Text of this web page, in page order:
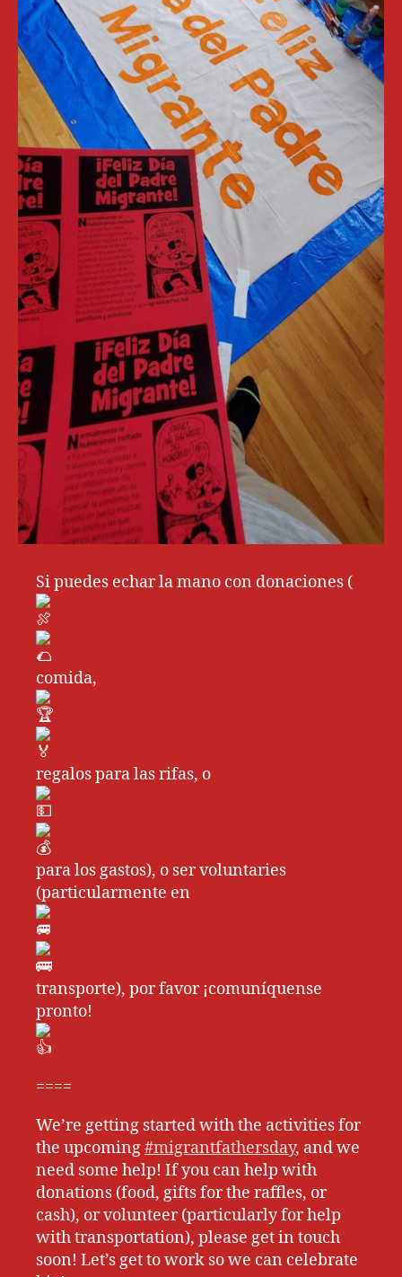
Si puedes echar la mano con donaciones (
comida,
regalos para las rifas, o
para los gastos), o ser voluntaries
(particularmente en
transporte), por favor ¡comuníquense
pronto!
====
We’re getting started with the activities for
the upcoming#migrantfathersday, and we
need some help! If you can help with
donations (food, gifts for the raffles, or
cash), or volunteer (particularly for help
with transportation), please get in touch
soon! Let’s get to work so we can celebrate